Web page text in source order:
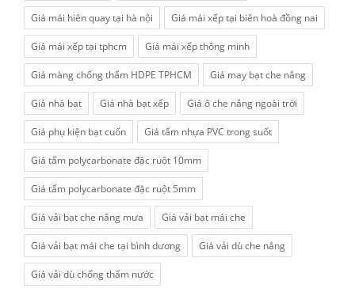
Giá mái hiên quay tại hà nội Giá mái xếp tại biên hoà đồng nai
Giá mái xếp tại tphcm Giá mái xếp thông minh
Giá màng chống thấm HDPE TPHCM Giá may bạt che nắng
Giá nhà bạt Giá nhà bạt xếp Giá ô che nắng ngoài trời
Giá phụ kiện bạt cuốn Giá tấm nhựa PVC trong suốt
Giá tấm polycarbonate đặc ruột 10mm
Giá tấm polycarbonate đặc ruột 5mm
Giá vải bạt che nắng mưa Giá vải bạt mái che
Giá vải bạt mái che tại bình dương Giá vải dù che nắng
Giá vải dù chống thấm nước